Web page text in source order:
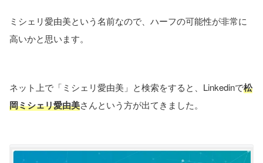
ミシェリ愛由美という名前なので、ハーフの可能性が非常に
高いかと思います。
ネット上で「ミシェリ愛由美」と検索をすると、Linkedinで松
岡ミシェリ愛由美さんという方が出てきました。